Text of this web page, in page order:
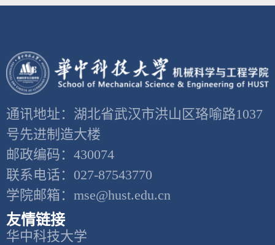
通讯地址：湖北省武汉市洪山区珞喻路1037
号先进制造大楼
邮政编码：430074
联系电话：027-87543770
学院邮箱：mse@hust.edu.cn
友情链接
华中科技大学